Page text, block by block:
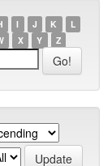
I J K
L
X Y Z